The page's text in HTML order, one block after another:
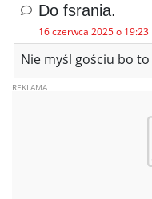
Do fsrania.
16 czerwca 2025 o 19:23
Nie myśl gościu bo